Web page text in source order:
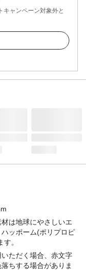
ャンペーン対象外と
は地球にやさしいエ
ッポーム(ポリプロピ
。
ただく場合、赤文字
ちする場合がありま